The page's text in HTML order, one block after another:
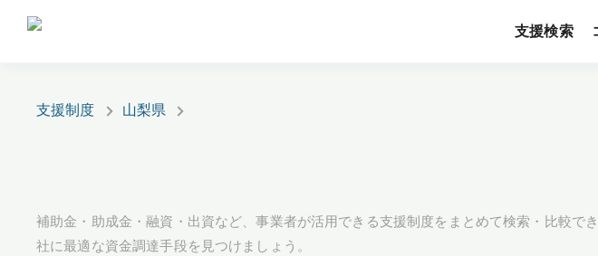
支援検索
支援制度 山梨県
補助金・助成金・融資・出資など、事業者が活用できる支援制度をまとめて検索・比較で
社に最適な資金調達手段を見つけましょう。